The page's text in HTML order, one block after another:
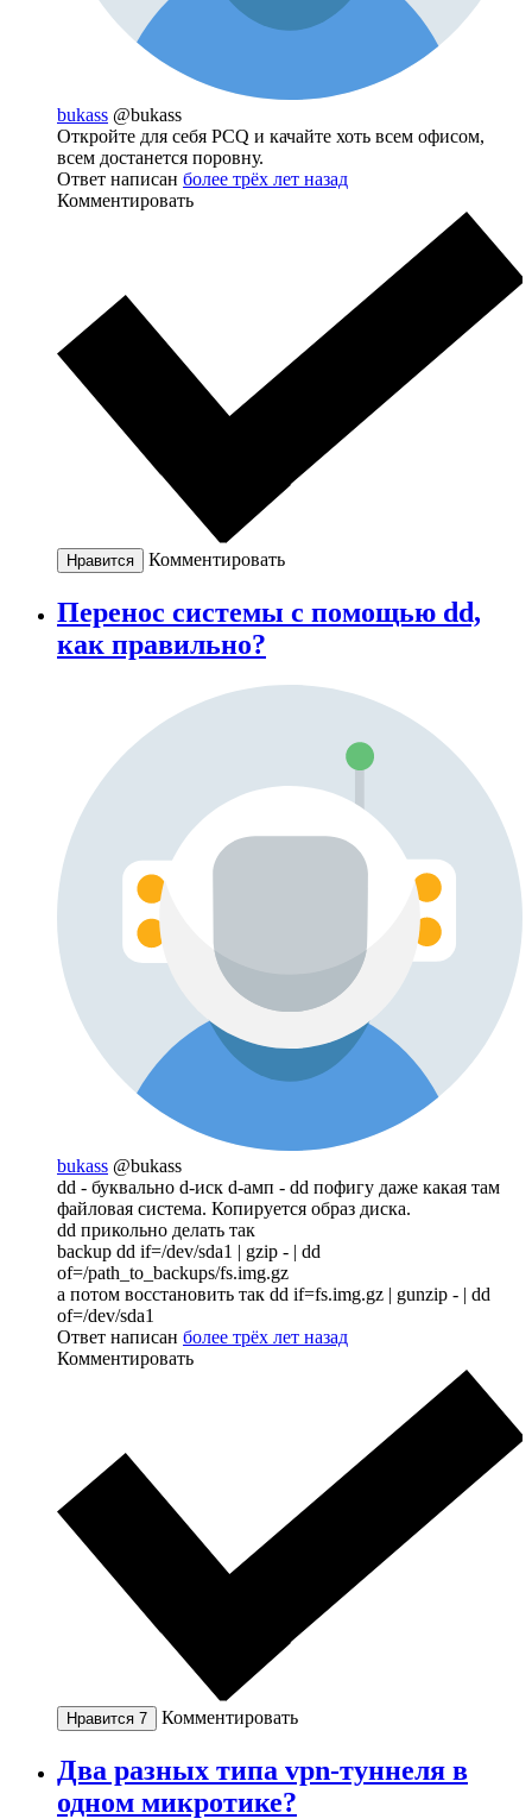
bukass @bukass
Откройте для себя PCQ и качайте хоть всем офисом,
всем достанется поровну.
Ответ написан более трёх лет назад
Комментировать
Нравится Комментировать
Перенос системы с помощью dd,
как правильно?
bukass @bukass
dd - буквально d-иск d-амп - dd пофигу даже какая там
файловая система. Копируется образ диска.
dd прикольно делать так
backup dd if=/dev/sda1 | gzip - | dd
of=/path_to_backups/fs.img.gz
а потом восстановить так dd if=fs.img.gz | gunzip - | dd
of=/dev/sda1
Ответ написан более трёх лет назад
Комментировать
Нравится 7 Комментировать
Два разных типа vpn-туннеля в
одном микротике?